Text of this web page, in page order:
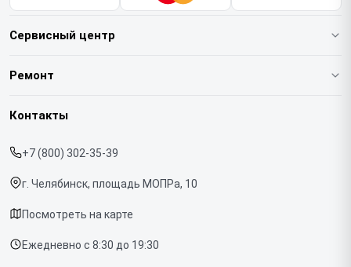
Сервисный центр
О нашем сервисе
Срочный ремонт
Доставка и способы оплаты
Диагностика
Контакты
Ремонт
Кофемашин
Контакты
+7 (800) 302-35-39
г. Челябинск, площадь МОПРа, 10
Посмотреть на карте
Ежедневно с 8:30 до 19:30